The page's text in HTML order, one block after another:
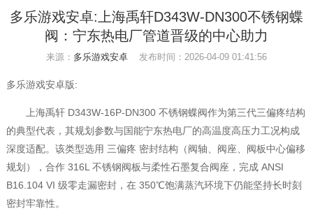
多乐游戏安卓:上海禹轩D343W-DN300不锈钢蝶
阀：宁东热电厂管道晋级的中心助力
来源： 多乐游戏安卓 发布时间：2026-04-09 01:41:56
多乐游戏安卓版:
上海禹轩 D343W-16P-DN300 不锈钢蝶阀作为第三代三偏疼结构
的典型代表，其规划参数与国能宁东热电厂的高温度高压力工况构成
深度适配。该类型选用 三偏疼 密封结构（阀轴、阀座、阀板中心偏移
规划），合作 316L 不锈钢阀板与柔性石墨复合阀座，完成 ANSI
B16.104 VI 级零走漏密封，在 350℃饱满蒸汽环境下仍能坚持长时刻
密封牢靠性。